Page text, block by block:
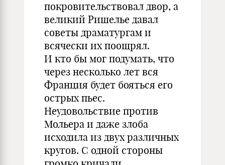
покровительствовал двор, а
великий Ришелье давал
советы драматургам и
всячески их поощрял.
И кто бы мог подумать, что
через несколько лет вся
Франция будет бояться его
острых пьес.
Неудовольствие против
Мольера и даже злоба
исходила из двух различных
кругов. С одной стороны